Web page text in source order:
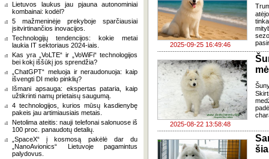
Lietuvos laukus jau pjauna autonominiai
kombainai: kodėl?
5 mažmeninėje prekyboje sparčiausiai
įsitvirtinančios inovacijos.
Technologijų tendencijos: kokie metai
laukia IT sektoriaus 2024-iais.
Kas yra „VoLTE“ ir „VoWiFi“ technologijos
bei kokį iššūkį jos sprendžia?
„ChatGPT“ meluoja ir neraudonuoja: kaip
išvengti DI melo pinklių?
Išmani apsauga: ekspertas pataria, kaip
užtikrinti namų prietaisų saugumą.
4 technologijos, kurios mūsų kasdienybę
pakeis jau artimiausiais metais.
Netolima ateitis: nauji telefonai salonuose iš
100 proc. panaudotų detalių.
„SpaceX“ į kosmosą pakėlė dar du
„NanoAvionics“ Lietuvoje pagamintus
palydovus.
2025-09-25 16:49:46
2025-08-22 13:58:48